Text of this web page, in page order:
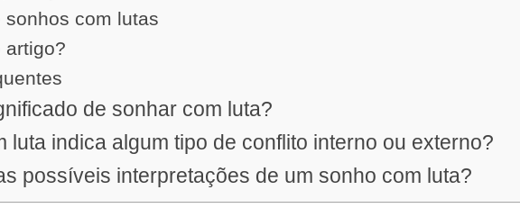
sonhos com lutas
artigo?
de sonhar com luta?
luta indica algum tipo de conflito interno ou externo?
possíveis interpretações de um sonho com luta?